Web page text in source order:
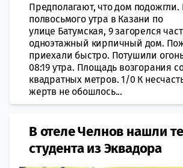
Предполагают, что дом
полвосьмого утра в Казани по
улице Батумская, 9 загорелся
одноэтажный кирпичный дом.
приехали быстро. Потушили
08:19 утра. Площадь возгорания
квадратных метров. 1/0 К
жертв не обошлось...
В отеле Челнов нашли
студента из Эквадора